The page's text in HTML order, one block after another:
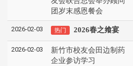
团岁末感恩餐会
2026-02-03 热门 2026春之飨宴
2026-02-03
新竹市校友会田边制药
企业参访学习